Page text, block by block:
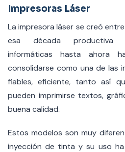
Impresoras Láser
La impresora láser se creó
esa década productiva
informáticas hasta ahora
consolidarse como una de las
fiables, eficiente, tanto así
pueden imprimirse textos,
buena calidad.
Estos modelos son muy
inyección de tinta y su uso